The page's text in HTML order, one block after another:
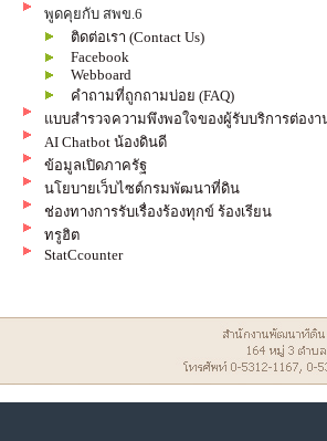
พูดคุยกับ สพข.6
ติดต่อเรา (Contact Us)
Facebook
Webboard
คำถามที่ถูกถามบ่อย (FAQ)
แบบสำรวจความพึงพอใจของผู้รับบริการต่องา
AI Chatbot น้องดินดี
ข้อมูลเปิดภาครัฐ
นโยบายเว็บไซต์กรมพัฒนาที่ดิน
ช่องทางการรับเรื่องร้องทุกข์ ร้องเรียน
ทรูฮิต
StatCcounter